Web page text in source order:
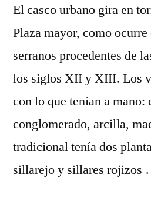
El casco urbano gira en
Plaza mayor, como
serranos procedentes de
los siglos XII y XIII. Los
con lo que tenían a mano:
conglomerado, arcilla,
tradicional tenía dos
sillarejo y sillares rojizos